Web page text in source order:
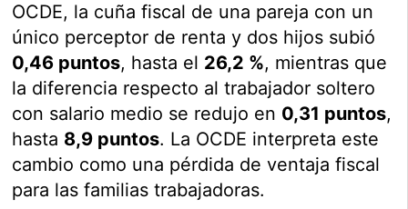
OCDE, la cuña fiscal de una pareja con un
único perceptor de renta y dos hijos subió
0,46 puntos, hasta el 26,2 %, mientras que
la diferencia respecto al trabajador soltero
con salario medio se redujo en 0,31 puntos,
hasta 8,9 puntos. La OCDE interpreta este
cambio como una pérdida de ventaja fiscal
para las familias trabajadoras.